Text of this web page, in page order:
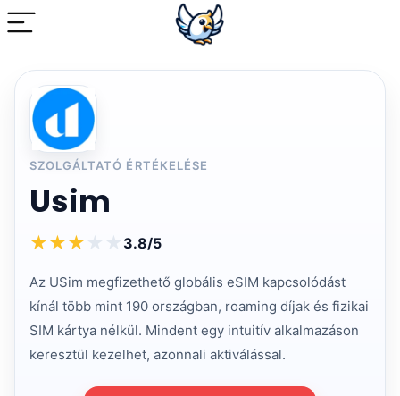
SZOLGÁLTATÓ ÉRTÉKELÉSE
Usim
★★★ ★ ★ 3.8/5
Az USim megfizethető globális eSIM kapcsolódást
kínál több mint 190 országban, roaming díjak és fizikai
SIM kártya nélkül. Mindent egy intuitív alkalmazáson
keresztül kezelhet, azonnali aktiválással.